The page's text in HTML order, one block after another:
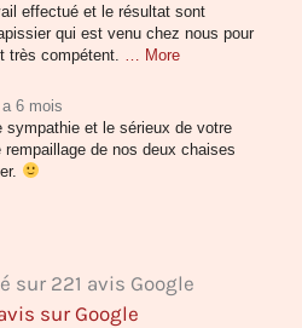
effectué et le résultat sont
qui est venu chez nous pour
très compétent.
… More
6 mois
sympathie et le sérieux de votre
de nos deux chaises
sur 221 avis Google
sur Google